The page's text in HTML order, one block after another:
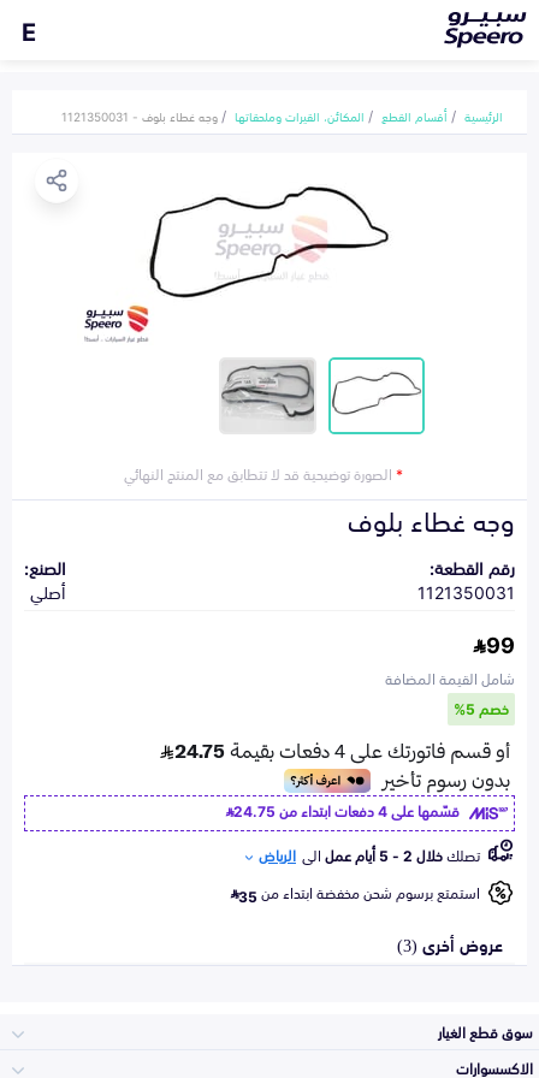
E
الرئيسية أقسام القطع المكائن، القيرات وملحقاتها وجه غطاء بلوف - 1121350031
*الصورة توضيحية قد لا تتطابق مع المنتج النهائي
وجه غطاء بلوف
رقم القطعة:
1121350031
الصنع:
أصلي
99
شامل القيمة المضافة
خصم 5%
قسّمها على 4 دفعات ابتداء من
24.75
تصلكخلال 2 - 5 أيام عمل الى الرياض
استمتع برسوم شحن مخفضة ابتداء من35
عروض أخرى (3)
سوق قطع الغيار
الاكسسوارات